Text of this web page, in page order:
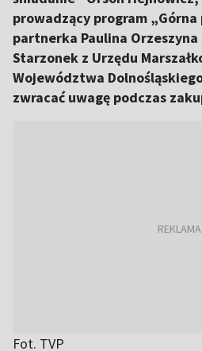
prowadzący program „Górna
partnerka Paulina
Starzonek z Urzędu
Województwa
zwracać uwagę podczas
Fot. TVP